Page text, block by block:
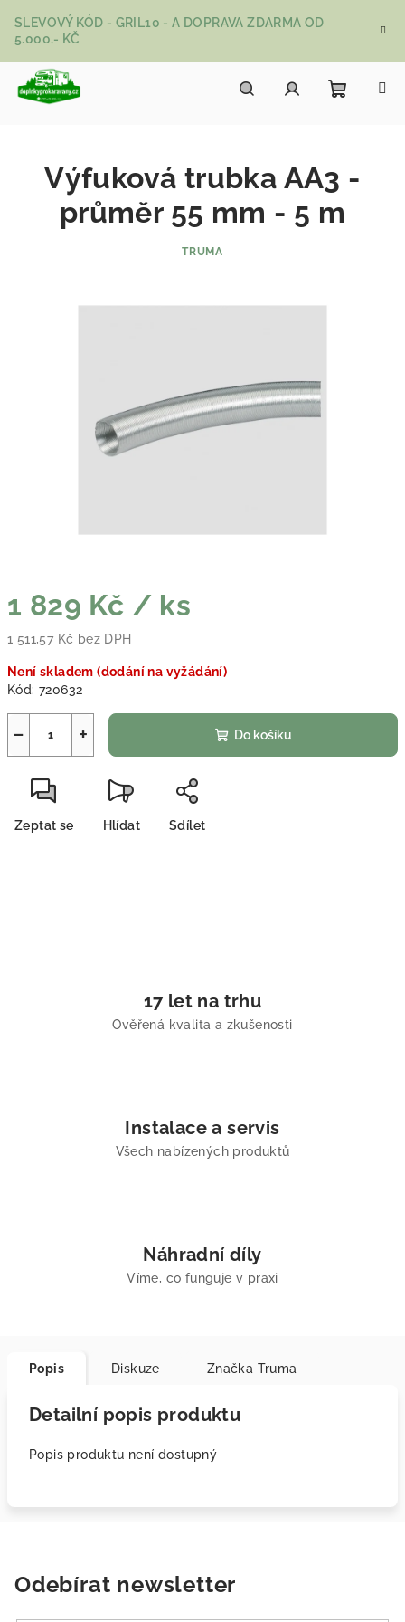
SLEVOVÝ KÓD - GRIL10 - A DOPRAVA ZDARMA OD
5.000,- KČ
1 829 Kč / ks
1 511,57 Kč bez DPH
Není skladem (dodání na vyžádání)
Kód: 720632
+
− Do košíku
Zeptat se Hlídat Sdílet
Výfuková trubka AA3 -
průměr 55 mm - 5 m
TRUMA
17 let na trhu
Ověřená kvalita a zkušenosti
Instalace a servis
Všech nabízených produktů
Náhradní díly
Víme, co funguje v praxi
Popis Diskuze Značka Truma
Detailní popis produktu
Popis produktu není dostupný
Odebírat newsletter